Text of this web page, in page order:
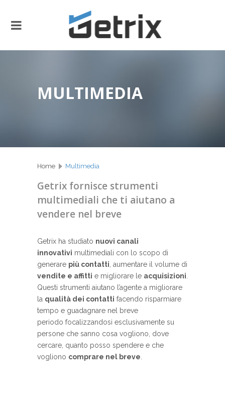
MULTIMEDIA
Home Multimedia
Getrix fornisce strumenti
multimediali che ti aiutano a
vendere nel breve
Getrix ha studiato nuovi canali
innovativi multimediali con lo scopo di
generare più contatti , aumentare il volume di
vendite e affitti e migliorare le acquisizioni
Questi strumenti aiutano l’agente a migliorare
la qualità dei contatti facendo risparmiare
tempo e guadagnare nel breve
periodo focalizzandosi esclusivamente su
persone che sanno cosa vogliono, dove
cercare, quanto posso spendere e che
vogliono comprare nel breve